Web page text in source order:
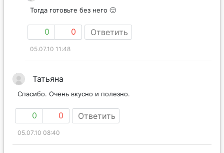
Тогда готовьте без него 🙂
0 0 Ответить
05.07.10 11:48
Татьяна
Спасибо. Очень вкусно и полезно.
0 0 Ответить
05.07.10 08:40